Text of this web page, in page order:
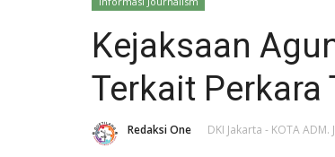
Kejaksaan
Terkait Perkara
Redaksi One DKI Jakarta - KOTA ADM.